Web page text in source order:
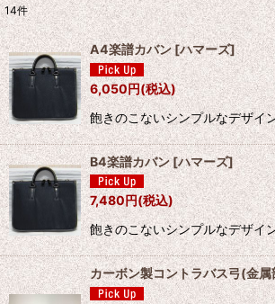
表示数:
並び順:
14件
A4楽譜カバン[ハマーズ]
6,050円(税込)
飽きのこないシンプルなデザイ
B4楽譜カバン[ハマーズ]
7,480円(税込)
飽きのこないシンプルなデザイ
カーボン製コントラバス弓(金